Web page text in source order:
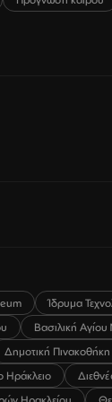
Ίδρυμα
Βασιλική
Δημοτική
Ηράκλειο